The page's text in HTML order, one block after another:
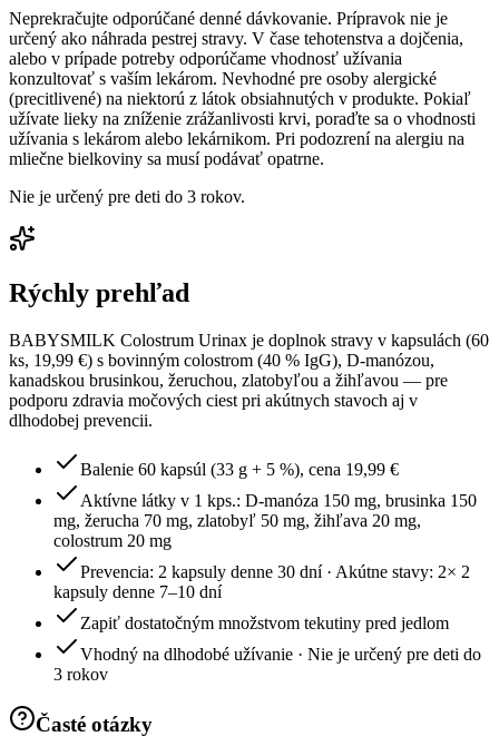
Neprekračujte odporúčané denné dávkovanie. Prípravok nie je
určený ako náhrada pestrej stravy. V čase tehotenstva a dojčenia,
alebo v prípade potreby odporúčame vhodnosť užívania
konzultovať s vaším lekárom. Nevhodné pre osoby alergické
(precitlivené) na niektorú z látok obsiahnutých v produkte. Pokiaľ
užívate lieky na zníženie zrážanlivosti krvi, poraďte sa o vhodnosti
užívania s lekárom alebo lekárnikom. Pri podozrení na alergiu na
mliečne bielkoviny sa musí podávať opatrne.
Nie je určený pre deti do 3 rokov.
Rýchly prehľad
BABYSMILK Colostrum Urinax je doplnok stravy v kapsulách (60
ks, 19,99 €) s bovinným colostrom (40 % IgG), D-manózou,
kanadskou brusinkou, žeruchou, zlatobyľou a žihľavou — pre
podporu zdravia močových ciest pri akútnych stavoch aj v
dlhodobej prevencii.
Balenie 60 kapsúl (33 g + 5 %), cena 19,99 €
Aktívne látky v 1 kps.: D-manóza 150 mg, brusinka 150
mg, žerucha 70 mg, zlatobyľ 50 mg, žihľava 20 mg,
colostrum 20 mg
Prevencia: 2 kapsuly denne 30 dní · Akútne stavy: 2× 2
kapsuly denne 7–10 dní
Zapiť dostatočným množstvom tekutiny pred jedlom
Vhodný na dlhodobé užívanie · Nie je určený pre deti do
3 rokov
Časté otázky